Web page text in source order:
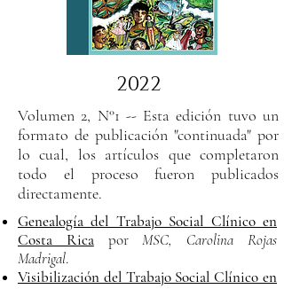
2022
Volumen 2, N°1 -- Esta edición tuvo un
formato de publicación "continuada" por
lo cual, los artículos que completaron
todo el proceso fueron publicados
directamente.
Genealogía del Trabajo Social Clínico en
Costa RicaporMSC, Carolina Rojas
Madrigal.
Visibilización del Trabajo Social Clínico en